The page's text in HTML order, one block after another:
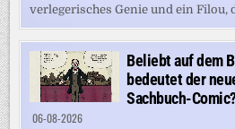
verlegerisches Genie und ein Filou,
Beliebt auf dem
bedeutet der
Sachbuch-
06-08-2026